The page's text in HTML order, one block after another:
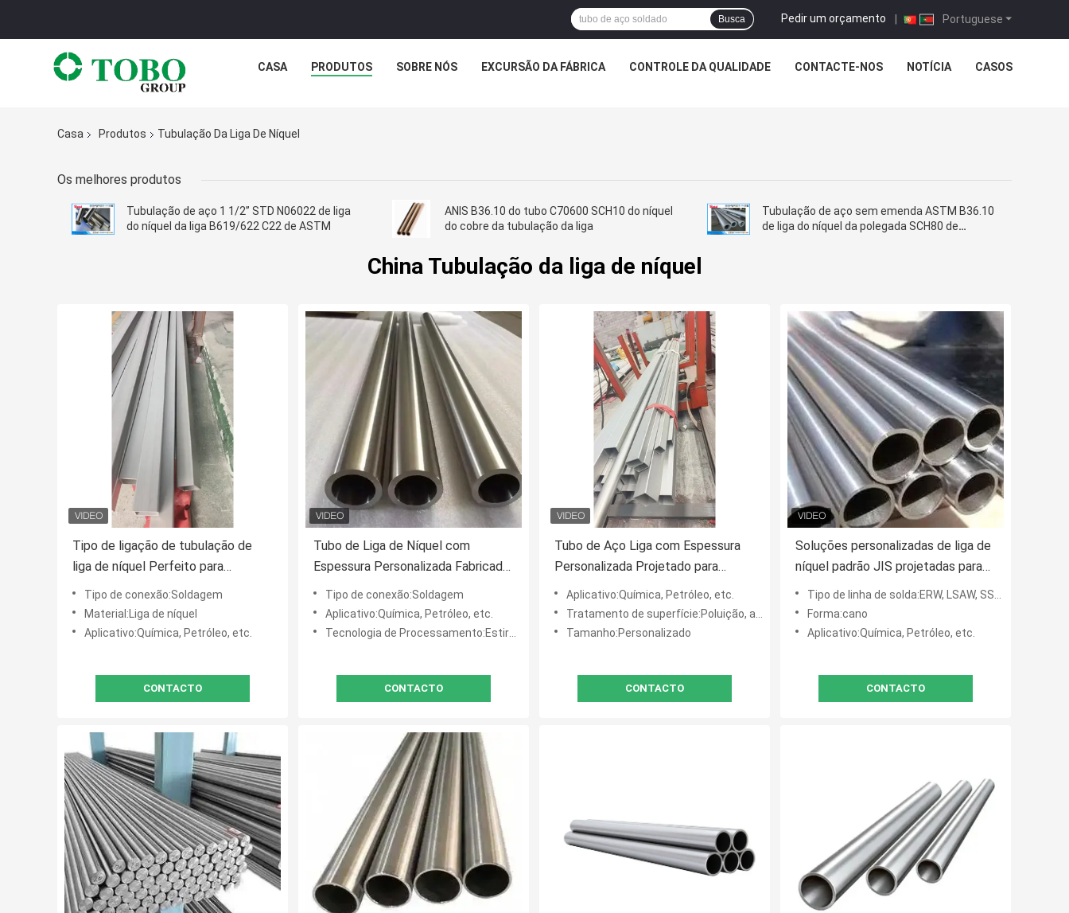
Portuguese
Pedir um orçamento |
Busca
CASA PRODUTOS SOBRE NÓS EXCURSÃO DA FÁBRICA CONTROLE DA QUALIDADE CONTACTE-NOS NOTÍCIA CASOS
Casa Produtos Tubulação Da Liga De Níquel
Os melhores produtos
Tubulação de aço 1 1/2” STD N06022 de liga
do níquel da liga B619/622 C22 de ASTM
ANIS B36.10 do tubo C70600 SCH10 do níquel
do cobre da tubulação da liga
Tubulação de aço sem emenda ASTM B36.10
de liga do níquel da polegada SCH80 de
China Tubulação da liga de níquel
Tipo de ligação de tubulação de
liga de níquel Perfeito para
sistemas de energia renovável
Resistente à corrosão e duradouro
Tipo de conexão:Soldagem
Material:Liga de níquel
Aplicativo:Química, Petróleo, etc.
CONTACTO
Tubo de Liga de Níquel com
Espessura Personalizada Fabricado
com Precisão Tubo de Liga de
Níquel Projetado para Durabilidade
Tipo de conexão:Soldagem
Aplicativo:Química, Petróleo, etc.
Tecnologia de Processamento:Estirado a frio, laminado, etc.
CONTACTO
Tubo de Aço Liga com Espessura
Personalizada Projetado para
Atender Padrões Industriais,
Proporcionando Resistência e
Longevidade para Aplicações de
Aplicativo:Química, Petróleo, etc.
Tratamento de superfície:Poluição, arejamento, etc.
Tamanho:Personalizado
CONTACTO
Soluções personalizadas de liga de
níquel padrão JIS projetadas para
atender a padrões industriais
rigorosos e critérios de
desempenho
Tipo de linha de solda:ERW, LSAW, SSAW, etc.
Forma:cano
Aplicativo:Química, Petróleo, etc.
CONTACTO